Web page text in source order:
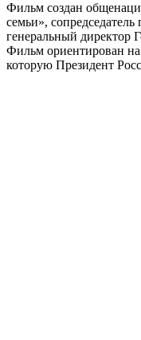
Фильм создан
семьи»,
генеральный директор
Фильм ориентирован на
которую Президент